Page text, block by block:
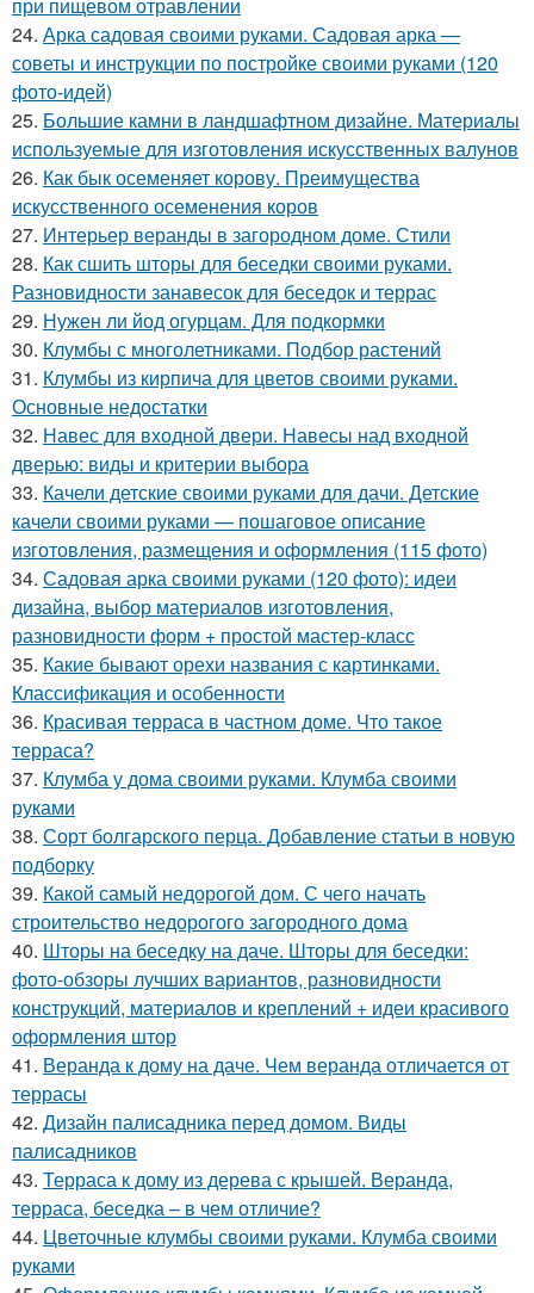
24. Арка садовая своими руками. Садовая арка —
советы и инструкции по постройке своими руками (120
фото-идей)
25. Большие камни в ландшафтном дизайне. Материалы
используемые для изготовления искусственных валунов
26. Как бык осеменяет корову. Преимущества
искусственного осеменения коров
27. Интерьер веранды в загородном доме. Стили
28. Как сшить шторы для беседки своими руками.
Разновидности занавесок для беседок и террас
29. Нужен ли йод огурцам. Для подкормки
30. Клумбы с многолетниками. Подбор растений
31. Клумбы из кирпича для цветов своими руками.
Основные недостатки
32. Навес для входной двери. Навесы над входной
дверью: виды и критерии выбора
33. Качели детские своими руками для дачи. Детские
качели своими руками — пошаговое описание
изготовления, размещения и оформления (115 фото)
34. Садовая арка своими руками (120 фото): идеи
дизайна, выбор материалов изготовления,
разновидности форм + простой мастер-класс
35. Какие бывают орехи названия с картинками.
Классификация и особенности
36. Красивая терраса в частном доме. Что такое
терраса?
37. Клумба у дома своими руками. Клумба своими
руками
38. Сорт болгарского перца. Добавление статьи в новую
подборку
39. Какой самый недорогой дом. С чего начать
строительство недорогого загородного дома
40. Шторы на беседку на даче. Шторы для беседки:
фото-обзоры лучших вариантов, разновидности
конструкций, материалов и креплений + идеи красивого
оформления штор
41. Веранда к дому на даче. Чем веранда отличается от
террасы
42. Дизайн палисадника перед домом. Виды
палисадников
43. Терраса к дому из дерева с крышей. Веранда,
терраса, беседка – в чем отличие?
44. Цветочные клумбы своими руками. Клумба своими
руками